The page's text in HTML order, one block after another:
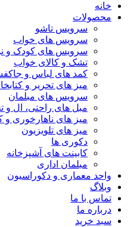
خانه
محصولات
سرویس تاشو
سرویس های خواب
سرویس های کودک و
تشک و کالای خواب
کمد های لباس و
میز های تحریر و
سرویس های مبلمان
مبل های راحتی، ال
میز های ناهارخوری و
میز های تلویزیون
دکوری ها
کابینت های آشپزخانه
مبلمان اداری
واحد معماری و دکوراسیون
وبلاگ
تماس با ما
درباره ما
سبد خرید